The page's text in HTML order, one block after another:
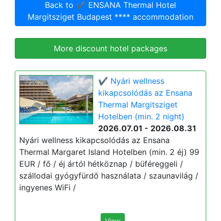
Back to ✔️ ENSANA Thermal Hotel
Margitsziget Budapest **** accommodation
More discount hotel packages
✔️ Nyári wellness
kikapcsolódás az Ensana
Thermal Margitsziget
Hotelben (min. 2 night)
2026.07.01 - 2026.08.31
Nyári wellness kikapcsolódás az Ensana
Thermal Margaret Island Hotelben (min. 2 éj) 99
EUR / fő / éj ártól hétköznap / büféreggeli /
szállodai gyógyfürdő használata / szaunavilág /
ingyenes WiFi /